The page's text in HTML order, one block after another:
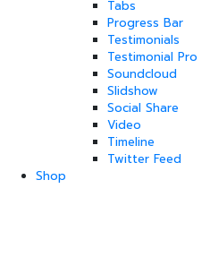
Tabs
Progress Bar
Testimonials
Testimonial Pro
Soundcloud
Slidshow
Social Share
Video
Timeline
Twitter Feed
Shop